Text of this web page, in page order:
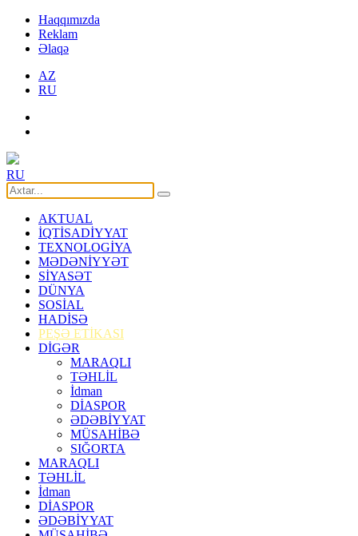
Haqqımızda
Reklam
Əlaqə
AZ
RU
RU
AKTUAL
İQTİSADİYYAT
TEXNOLOGİYA
MƏDƏNİYYƏT
SİYASƏT
DÜNYA
SOSİAL
HADİSƏ
PEŞƏ ETİKASI
DİGƏR
MARAQLI
TƏHLİL
İdman
DİASPOR
ƏDƏBİYYAT
MÜSAHİBƏ
SIĞORTA
MARAQLI
TƏHLİL
İdman
DİASPOR
ƏDƏBİYYAT